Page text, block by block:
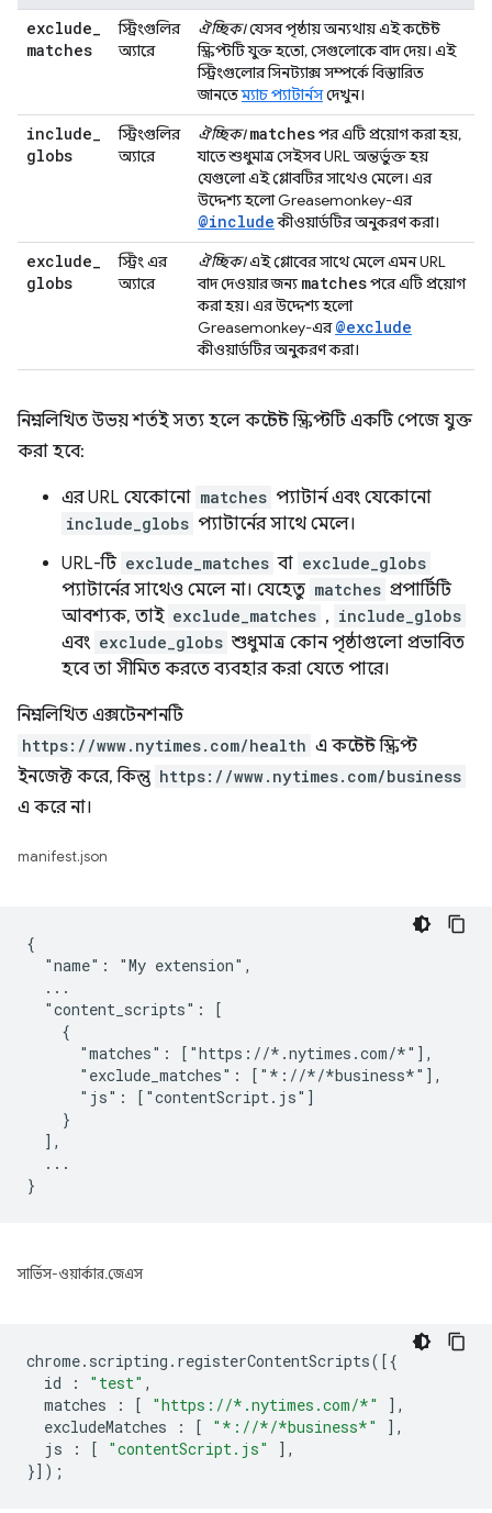
exclude_
matches
স্ট্রিংগুলির
অ্যারে
ঐচ্ছিক।যেসব পৃষ্ঠায় অন্যথায় এই কন্টেন্ট
স্ক্রিপ্টটি যুক্ত হতো, সেগুলোকে বাদ দেয়। এই
স্ট্রিংগুলোর সিনট্যাক্স সম্পর্কে বিস্তারিত
জানতেম্যাচ প্যাটার্নসদেখুন।
include_
globs
স্ট্রিংগুলির
অ্যারে
ঐচ্ছিক। matchesপর এটি প্রয়োগ করা হয়,
যাতে শুধুমাত্র সেইসব URL অন্তর্ভুক্ত হয়
যেগুলো এই গ্লোবটির সাথেও মেলে। এর
উদ্দেশ্য হলো Greasemonkey-এর
@includeকীওয়ার্ডটির অনুকরণ করা।
exclude_
globs
স্ট্রিং এর
অ্যারে
ঐচ্ছিক।এই গ্লোবের সাথে মেলে এমন URL
বাদ দেওয়ার জন্য matchesপরে এটি প্রয়োগ
করা হয়। এর উদ্দেশ্য হলো
Greasemonkey-এর@exclude
কীওয়ার্ডটির অনুকরণ করা।
নিম্নলিখিত উভয় শর্তই সত্য হলে কন্টেন্ট স্ক্রিপ্টটি একটি পেজে যুক্ত
করা হবে:
এর URL যেকোনো matches প্যাটার্ন এবং যেকোনো
include_globs প্যাটার্নের সাথে মেলে।
URL-টি exclude_matches বা exclude_globs
প্যাটার্নের সাথেও মেলে না। যেহেতু matches প্রপার্টিটি
আবশ্যক, তাই exclude_matches , include_globs
এবং exclude_globs শুধুমাত্র কোন পৃষ্ঠাগুলো প্রভাবিত
হবে তা সীমিত করতে ব্যবহার করা যেতে পারে।
নিম্নলিখিত এক্সটেনশনটি
https://www.nytimes.com/health এ কন্টেন্ট স্ক্রিপ্ট
ইনজেক্ট করে, কিন্তু https://www.nytimes.com/business
এ করে না।
manifest.json
{
  "name": "My extension",
  ...
  "content_scripts": [
    {
      "matches": ["https://*.nytimes.com/*"],
      "exclude_matches": ["*://*/*business*"],
      "js": ["contentScript.js"]
    }
  ],
  ...
সার্ভিস-ওয়ার্কার.জেএস
chrome. scripting . registerContentScripts([{
id
: "test" ,
matches
: [ "https://*.nytimes.com/*"
],
excludeMatches
: [ "*://*/*business*"
],
js
: [ "contentScript.js"
],
}]);